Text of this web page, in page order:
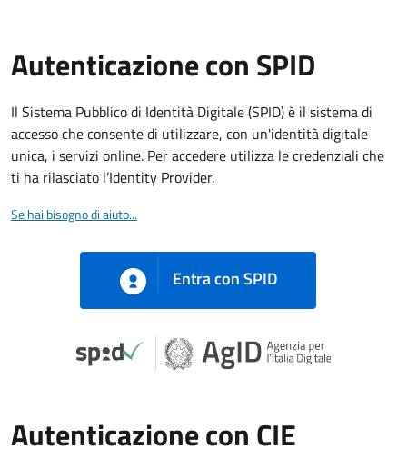
Autenticazione con SPID
Il Sistema Pubblico di Identità Digitale (SPID) è il sistema di
accesso che consente di utilizzare, con un'identità digitale
unica, i servizi online. Per accedere utilizza le credenziali che
ti ha rilasciato l’Identity Provider.
Se hai bisogno di aiuto...
Entra con SPID
Autenticazione con CIE